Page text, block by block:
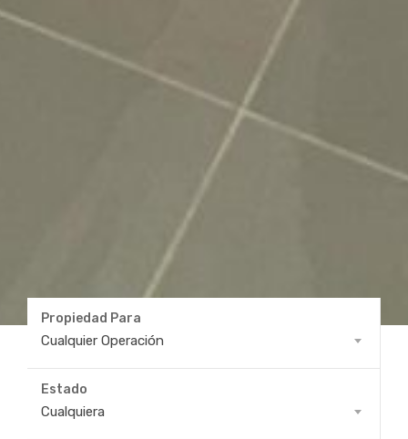
Propiedad Para
Cualquier Operación
Propiedad
Para
Estado
Cualquiera
Estado